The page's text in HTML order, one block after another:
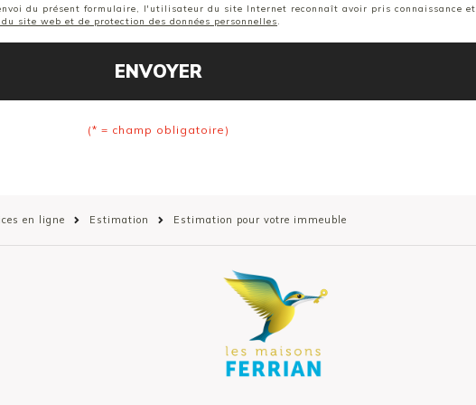
du présent formulaire, l'utilisateur du site Internet reconnaît avoir pris connaissance et
site web et de protection des données personnelles.
ENVOYER
(* = champ obligatoire)
en ligne Estimation Estimation pour votre immeuble